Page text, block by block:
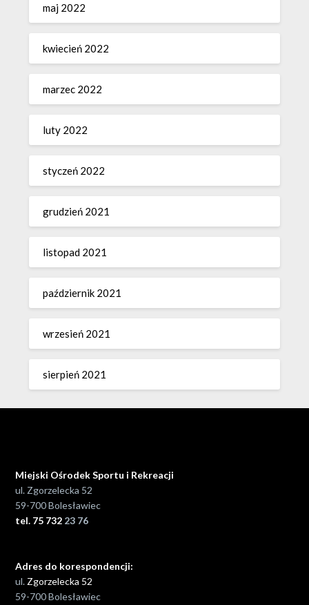
maj 2022
kwiecień 2022
marzec 2022
luty 2022
styczeń 2022
grudzień 2021
listopad 2021
październik 2021
wrzesień 2021
sierpień 2021
Miejski Ośrodek Sportu i Rekreacji
ul. Zgorzelecka 52
59-700 Bolesławiec
tel. 75 732 23 76
Adres do korespondencji:
ul. Zgorzelecka 52
59-700 Bolesławiec